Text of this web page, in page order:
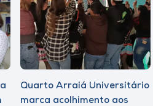
Quarto Arraiá Universitário
marca acolhimento aos